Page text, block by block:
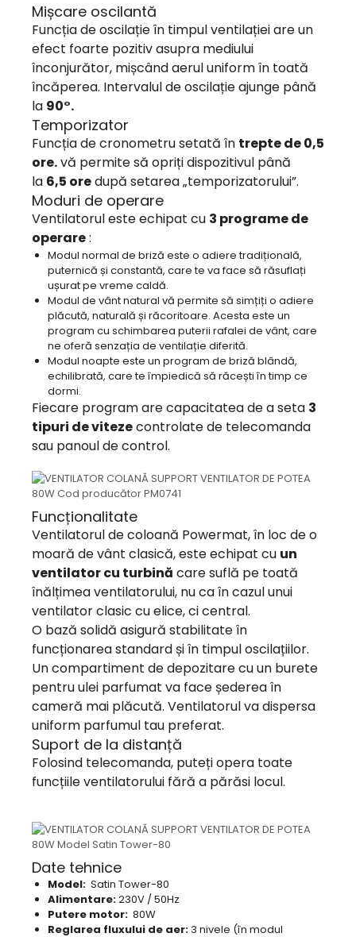
Mișcare oscilantă
Funcția de oscilație în timpul ventilației are un
efect foarte pozitiv asupra mediului
înconjurător, mișcând aerul uniform în toată
încăperea. Intervalul de oscilație ajunge până
la 90°.
Temporizator
Funcția de cronometru setată în trepte de 0,5
ore.vă permite să opriți dispozitivul până
la 6,5 ​​oredupă setarea „temporizatorului”.
Moduri de operare
Ventilatorul este echipat cu 3 programe de
operare:
Modul normal de briză este o adiere tradițională,
puternică și constantă, care te va face să răsuflați
ușurat pe vreme caldă.
Modul de vânt natural vă permite să simțiți o adiere
plăcută, naturală și răcoritoare. Acesta este un
program cu schimbarea puterii rafalei de vânt, care
ne oferă senzația de ventilație diferită.
Modul noapte este un program de briză blândă,
echilibrată, care te împiedică să răcești în timp ce
dormi.
Fiecare program are capacitatea de a seta 3
tipuri de vitezecontrolate de telecomanda
sau panoul de control.
Funcționalitate
Ventilatorul de coloană Powermat, în loc de o
moară de vânt clasică, este echipat cu un
ventilator cu turbină care suflă pe toată
înălțimea ventilatorului, nu ca în cazul unui
ventilator clasic cu elice, ci central.
O bază solidă asigură stabilitate în
funcționarea standard și în timpul oscilațiilor.
Un compartiment de depozitare cu un burete
pentru ulei parfumat va face șederea în
cameră mai plăcută. Ventilatorul va dispersa
uniform parfumul tau preferat.
Suport de la distanță
Folosind telecomanda, puteți opera toate
funcțiile ventilatorului fără a părăsi locul.
Date tehnice
Model: Satin Tower-80
Alimentare:230V / 50Hz
Putere motor: 80W
Reglarea fluxului de aer:3 nivele (în modul